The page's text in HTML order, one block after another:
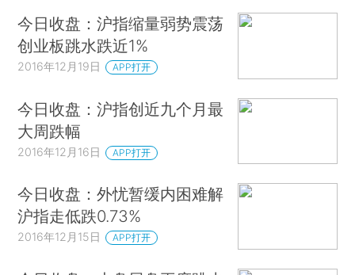
今日收盘：沪指缩量弱势震荡
创业板跳水跌近1%
2016年12月19日 APP打开
今日收盘：沪指创近九个月最
大周跌幅
2016年12月16日 APP打开
今日收盘：外忧暂缓内困难解
沪指走低跌0.73%
2016年12月15日 APP打开